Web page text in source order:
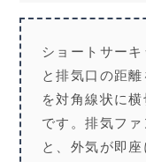
ショートサー
と排気口の距
を対角線状に
です。排気フ
と、外気が即